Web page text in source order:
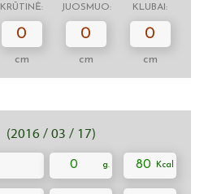
KRŪTINĖ: JUOSMUO: KLUBAI:
0
cm
0
cm
0
cm
(2016 / 03 / 17)
0 80